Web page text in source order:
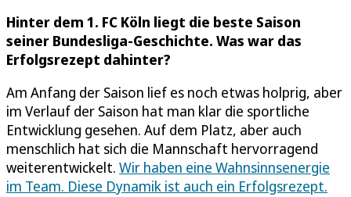
Hinter dem 1. FC Köln liegt die beste Saison
seiner Bundesliga-Geschichte. Was war das
Erfolgsrezept dahinter?
Am Anfang der Saison lief es noch etwas holprig, aber
im Verlauf der Saison hat man klar die sportliche
Entwicklung gesehen. Auf dem Platz, aber auch
menschlich hat sich die Mannschaft hervorragend
weiterentwickelt. Wir haben eine Wahnsinnsenergie
im Team. Diese Dynamik ist auch ein Erfolgsrezept.